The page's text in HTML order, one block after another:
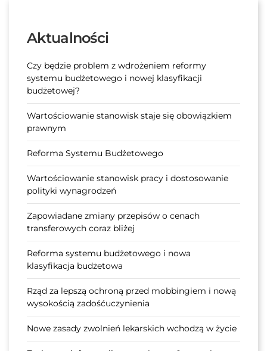
Aktualności
Czy będzie problem z wdrożeniem reformy
systemu budżetowego i nowej klasyfikacji
budżetowej?
Wartościowanie stanowisk staje się obowiązkiem
prawnym
Reforma Systemu Budżetowego
Wartościowanie stanowisk pracy i dostosowanie
polityki wynagrodzeń
Zapowiadane zmiany przepisów o cenach
transferowych coraz bliżej
Reforma systemu budżetowego i nowa
klasyfikacja budżetowa
Rząd za lepszą ochroną przed mobbingiem i nową
wysokością zadośćuczynienia
Nowe zasady zwolnień lekarskich wchodzą w życie